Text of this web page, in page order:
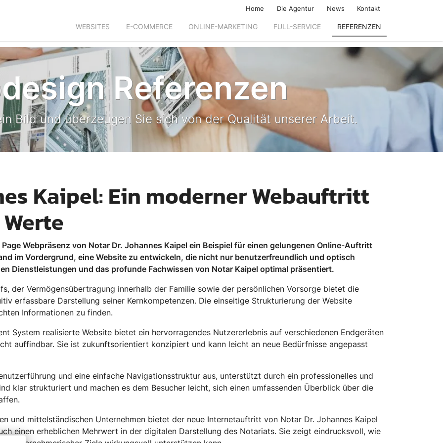
Home Die Agentur News Kontakt
WEBSITES E-COMMERCE ONLINE-MARKETING FULL-SERVICE REFERENZEN
Referenzen
Bild und überzeugen Sie sich von der Qualität unserer Arbeit.
Kaipel: Ein moderner Webauftritt
Webpräsenz von Notar Dr. Johannes Kaipel ein Beispiel für einen gelungenen Online-Auftritt
im Vordergrund, eine Website zu entwickeln, die nicht nur benutzerfreundlich und optisch
Dienstleistungen und das profunde Fachwissen von Notar Kaipel optimal präsentiert.
der Vermögensübertragung innerhalb der Familie sowie der persönlichen Vorsorge bietet die
erfassbare Darstellung seiner Kernkompetenzen. Die einseitige Strukturierung der Website
Informationen zu finden.
System realisierte Website bietet ein hervorragendes Nutzererlebnis auf verschiedenen Endgeräten
auffindbar. Sie ist zukunftsorientiert konzipiert und kann leicht an neue Bedürfnisse angepasst
und eine einfache Navigationsstruktur aus, unterstützt durch ein professionelles und
klar strukturiert und machen es dem Besucher leicht, sich einen umfassenden Überblick über die
und mittelständischen Unternehmen bietet der neue Internetauftritt von Notar Dr. Johannes Kaipel
einen erheblichen Mehrwert in der digitalen Darstellung des Notariats. Sie zeigt eindrucksvoll, wie